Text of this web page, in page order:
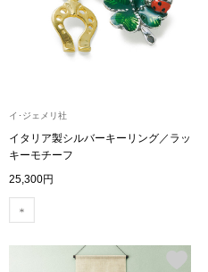
イ･ジェメリ社
イタリア製シルバーキーリング／ラッ
キーモチーフ
25,300円